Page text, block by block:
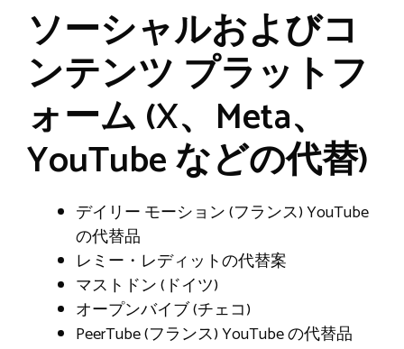
ソーシャルおよびコ
ンテンツ プラットフ
ォーム (X、Meta、
YouTube などの代替)
デイリー モーション (フランス) YouTube
の代替品
レミー・レディットの代替案
マストドン (ドイツ)
オープンバイブ (チェコ)
PeerTube (フランス) YouTube の代替品